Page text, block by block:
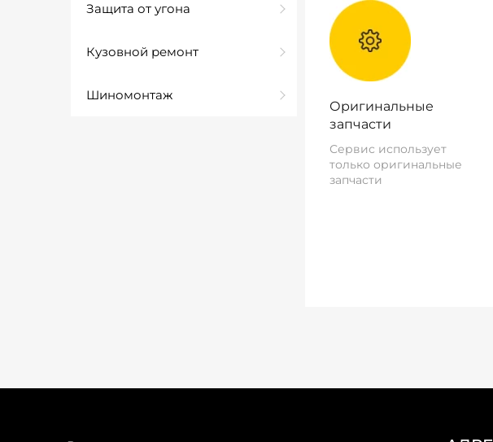
Защита от угона
Кузовной ремонт
Шиномонтаж
Оригинальные
запчасти
Сервис использует
только оригинальные
запчасти